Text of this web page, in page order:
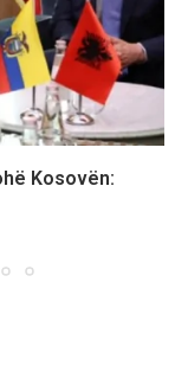
Kosovën: